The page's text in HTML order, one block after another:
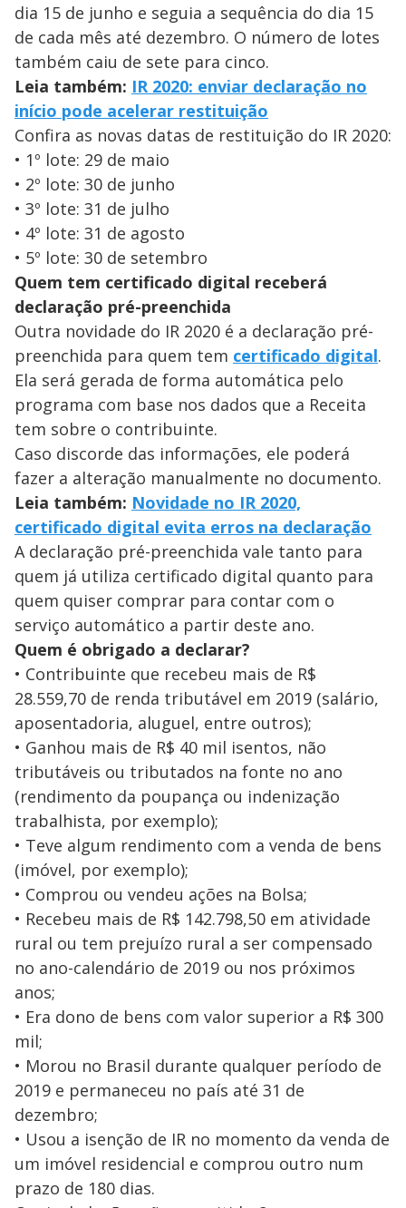
dia 15 de junho e seguia a sequência do dia 15
de cada mês até dezembro. O número de lotes
também caiu de sete para cinco.
Leia também: IR 2020: enviar declaração no
início pode acelerar restituição
Confira as novas datas de restituição do IR 2020:
• 1º lote: 29 de maio
• 2º lote: 30 de junho
• 3º lote: 31 de julho
• 4º lote: 31 de agosto
• 5º lote: 30 de setembro
Quem tem certificado digital receberá
declaração pré-preenchida
Outra novidade do IR 2020 é a declaração pré-
preenchida para quem tem certificado digital.
Ela será gerada de forma automática pelo
programa com base nos dados que a Receita
tem sobre o contribuinte.
Caso discorde das informações, ele poderá
fazer a alteração manualmente no documento.
Leia também: Novidade no IR 2020,
certificado digital evita erros na declaração
A declaração pré-preenchida vale tanto para
quem já utiliza certificado digital quanto para
quem quiser comprar para contar com o
serviço automático a partir deste ano.
Quem é obrigado a declarar?
• Contribuinte que recebeu mais de R$
28.559,70 de renda tributável em 2019 (salário,
aposentadoria, aluguel, entre outros);
• Ganhou mais de R$ 40 mil isentos, não
tributáveis ou tributados na fonte no ano
(rendimento da poupança ou indenização
trabalhista, por exemplo);
• Teve algum rendimento com a venda de bens
(imóvel, por exemplo);
• Comprou ou vendeu ações na Bolsa;
• Recebeu mais de R$ 142.798,50 em atividade
rural ou tem prejuízo rural a ser compensado
no ano-calendário de 2019 ou nos próximos
anos;
• Era dono de bens com valor superior a R$ 300
mil;
• Morou no Brasil durante qualquer período de
2019 e permaneceu no país até 31 de
dezembro;
• Usou a isenção de IR no momento da venda de
um imóvel residencial e comprou outro num
prazo de 180 dias.